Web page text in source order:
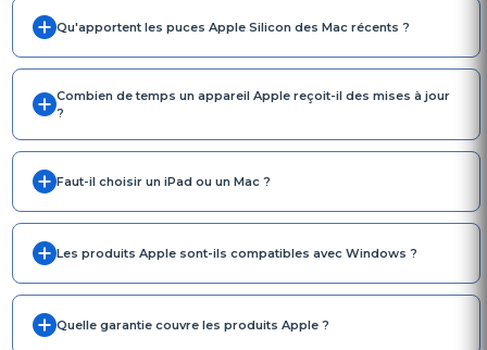
Qu'apportent les puces Apple Silicon des Mac récents ?
Combien de temps un appareil Apple reçoit-il des mises à jour
?
Faut-il choisir un iPad ou un Mac ?
Les produits Apple sont-ils compatibles avec Windows ?
Quelle garantie couvre les produits Apple ?